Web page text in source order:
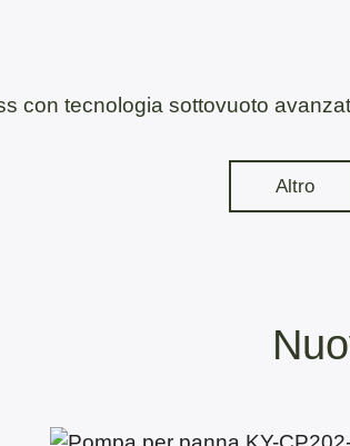
con tecnologia sottovuoto
Altro